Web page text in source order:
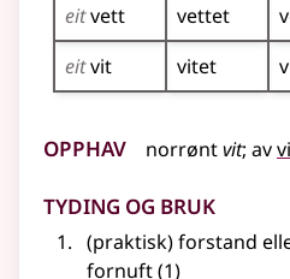
eitvett vettet
eitvit vitet
Opphav norrøntvit; av
Tyding og bruk
(praktisk) forstand
fornuft(1)